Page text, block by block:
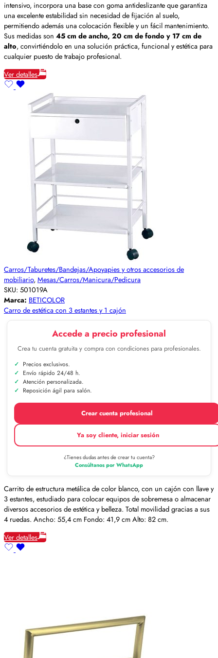
intensivo, incorpora una base con goma antideslizante que garantiza
una excelente estabilidad sin necesidad de fijación al suelo,
permitiendo además una colocación flexible y un fácil mantenimiento.
Sus medidas son 45 cm de ancho, 20 cm de fondo y 17 cm de
alto, convirtiéndolo en una solución práctica, funcional y estética para
cualquier puesto de trabajo profesional.
Ver detalles
Carros/Taburetes/Bandejas/Apoyapies y otros accesorios de
mobiliario, Mesas/Carros/Manicura/Pedicura
SKU: 501019A
Marca: BETICOLOR
Carro de estética con 3 estantes y 1 cajón
Accede a precio profesional
Crea tu cuenta gratuita y compra con condiciones para profesionales.
Precios exclusivos.
Envío rápido 24/48 h.
Atención personalizada.
Reposición ágil para salón.
Crear cuenta profesional
Ya soy cliente, iniciar sesión
¿Tienes dudas antes de crear tu cuenta?
Consúltanos por WhatsApp
Carrito de estructura metálica de color blanco, con un cajón con llave y
3 estantes, estudiado para colocar equipos de sobremesa o almacenar
diversos accesorios de estética y belleza. Total movilidad gracias a sus
4 ruedas. Ancho: 55,4 cm Fondo: 41,9 cm Alto: 82 cm.
Ver detalles